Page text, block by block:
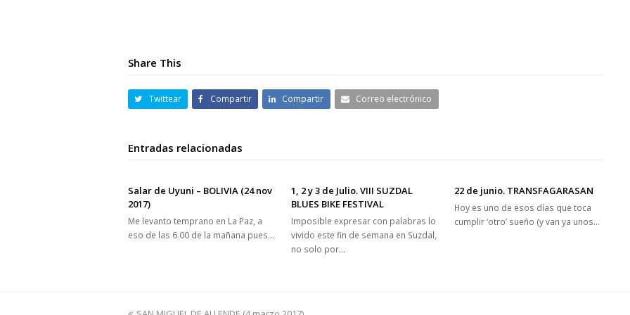
Share This
Twittear Compartir Compartir Correo electrónico
Entradas relacionadas
Salar de Uyuni – BOLIVIA (24 nov
2017)
Me levanto temprano en La Paz, a
eso de las 6.00 de la mañana pues…
1, 2 y 3 de Julio. VIII SUZDAL
BLUES BIKE FESTIVAL
Imposible expresar con palabras lo
vivido este fin de semana en Suzdal,
no solo por…
22 de junio. TRANSFAGARASAN
Hoy es uno de esos días que toca
cumplir ‘otro’ sueño (y van ya unos…